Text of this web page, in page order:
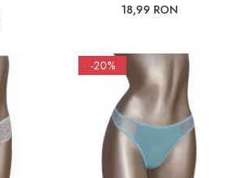
18,99 RON
-20%